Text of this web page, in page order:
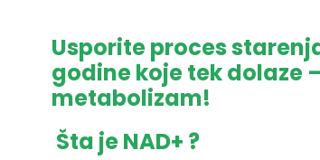
Usporite proces
godine koje tek dolaze
metabolizam!
Šta je NAD+ ?